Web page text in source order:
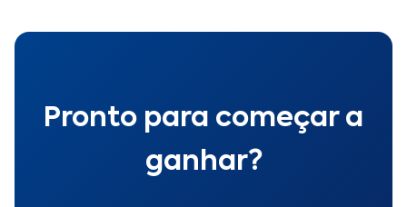
Pronto para começar a
ganhar?